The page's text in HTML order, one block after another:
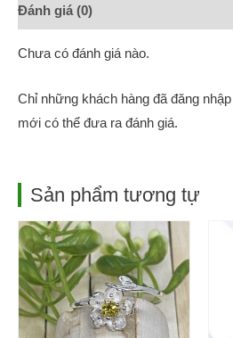
Đánh giá (0)
Chưa có đánh giá nào.
Chỉ những khách hàng đã đăng
mới có thể đưa ra đánh giá.
Sản phẩm tương tự